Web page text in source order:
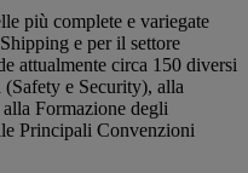
più complete e variegate
e per il settore
attualmente circa 150 diversi
e Security), alla
Formazione degli
Principali Convenzioni